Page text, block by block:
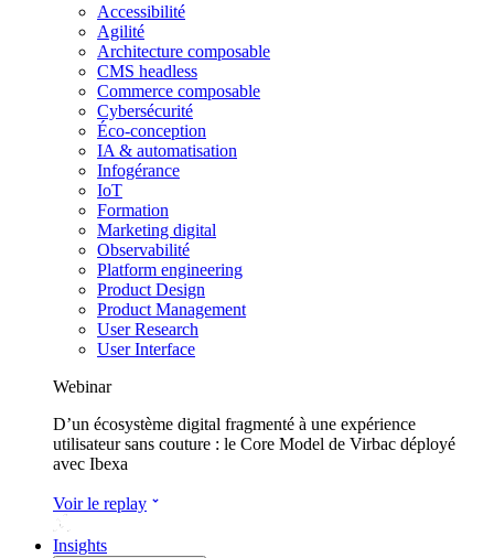
Accessibilité
Agilité
Architecture composable
CMS headless
Commerce composable
Cybersécurité
Éco-conception
IA & automatisation
Infogérance
IoT
Formation
Marketing digital
Observabilité
Platform engineering
Product Design
Product Management
User Research
User Interface
Webinar
D’un écosystème digital fragmenté à une expérience
utilisateur sans couture : le Core Model de Virbac déployé
avec Ibexa
Voir le replay
Insights